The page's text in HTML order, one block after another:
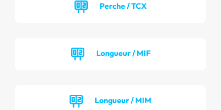
Perche / TCX
Longueur / MIF
Longueur / MIM